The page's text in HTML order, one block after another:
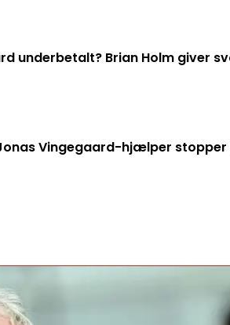
underbetalt? Brian Holm giver
Vingegaard-hjælper stopper